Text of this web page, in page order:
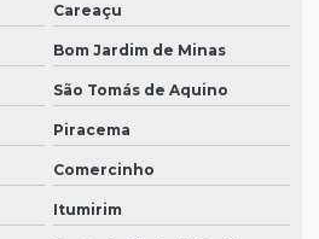
Careaçu
Bom Jardim de Minas
São Tomás de Aquino
Piracema
Comercinho
Itumirim